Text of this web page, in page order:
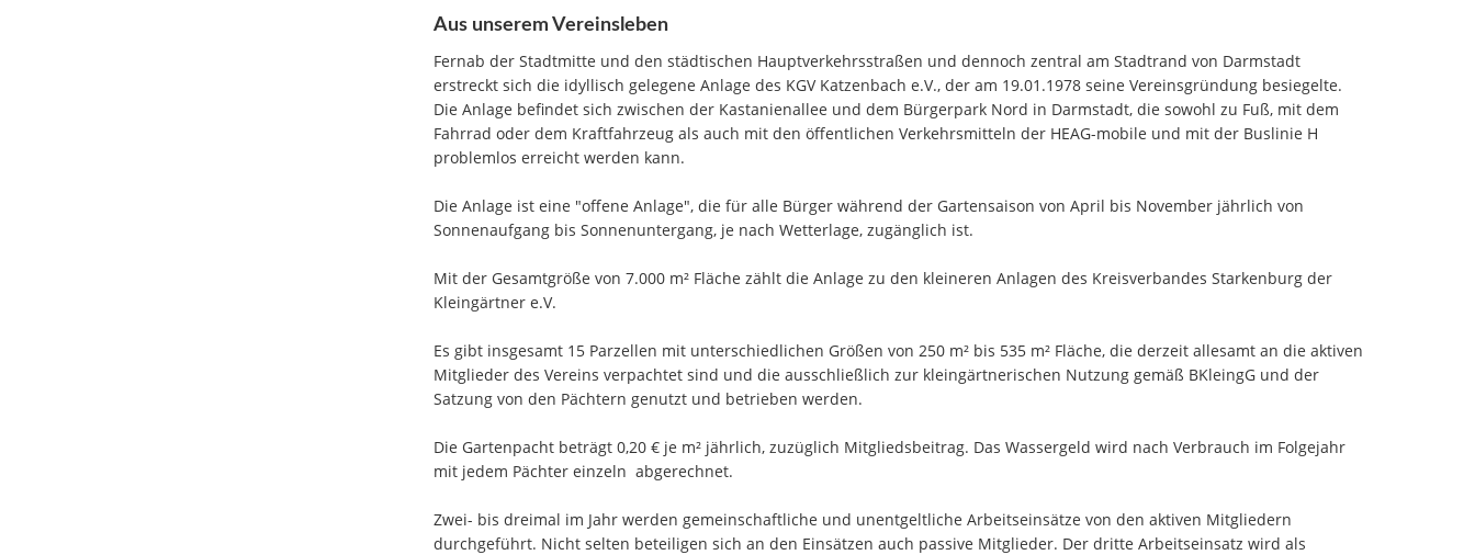
Aus unserem Vereinsleben
Fernab der Stadtmitte und den städtischen Hauptverkehrsstraßen und dennoch zentral am Stadtrand von Darmstadt
erstreckt sich die idyllisch gelegene Anlage des KGV Katzenbach e.V., der am 19.01.1978 seine Vereinsgründung besiegelte.
Die Anlage befindet sich zwischen der Kastanienallee und dem Bürgerpark Nord in Darmstadt, die sowohl zu Fuß, mit dem
Fahrrad oder dem Kraftfahrzeug als auch mit den öffentlichen Verkehrsmitteln der HEAG-mobile und mit der Buslinie H
problemlos erreicht werden kann.
Die Anlage ist eine "offene Anlage", die für alle Bürger während der Gartensaison von April bis November jährlich von
Sonnenaufgang bis Sonnenuntergang, je nach Wetterlage, zugänglich ist.
Mit der Gesamtgröße von 7.000 m² Fläche zählt die Anlage zu den kleineren Anlagen des Kreisverbandes Starkenburg der
Kleingärtner e.V.
Es gibt insgesamt 15 Parzellen mit unterschiedlichen Größen von 250 m² bis 535 m² Fläche, die derzeit allesamt an die aktiven
Mitglieder des Vereins verpachtet sind und die ausschließlich zur kleingärtnerischen Nutzung gemäß BKleingG und der
Satzung von den Pächtern genutzt und betrieben werden.
Die Gartenpacht beträgt 0,20 € je m² jährlich, zuzüglich Mitgliedsbeitrag. Das Wassergeld wird nach Verbrauch im Folgejahr
mit jedem Pächter einzeln abgerechnet.
Zwei- bis dreimal im Jahr werden gemeinschaftliche und unentgeltliche Arbeitseinsätze von den aktiven Mitgliedern
durchgeführt. Nicht selten beteiligen sich an den Einsätzen auch passive Mitglieder. Der dritte Arbeitseinsatz wird als